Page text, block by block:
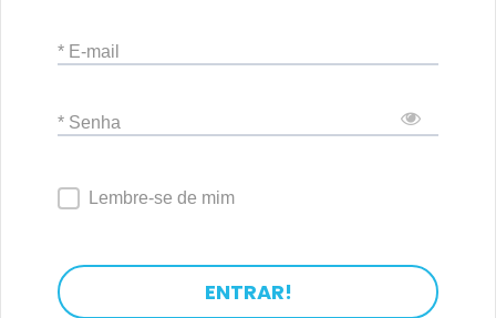
* E-mail
* Senha
Lembre-se de mim
ENTRAR!